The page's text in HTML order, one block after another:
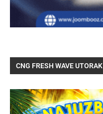
CNG FRESH WAVE UTORAK